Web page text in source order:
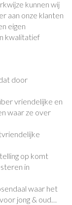
kunnen wij
aan onze klanten
eigen
kwalitatief
door
vriendelijke en
waar ze over
op komt
in
waar het
jong & oud…